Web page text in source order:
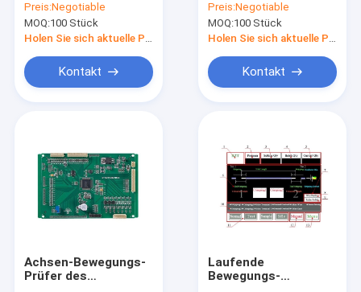
Maschinen-
Schnittstelle
ISO-/CER-
Metallmaterial
Preis:Negotiable
MOQ:100 Stück
Kontakt
benutzerfreundlicher
Schnittstelle
Preis:Negotiable
MOQ:100 Stück
Kontakt
Achsen-Bewegungs-
Prüfer des
Laufende
Bewegungs-